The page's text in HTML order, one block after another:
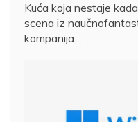
Kuća koja nestaje
scena iz
kompanija…